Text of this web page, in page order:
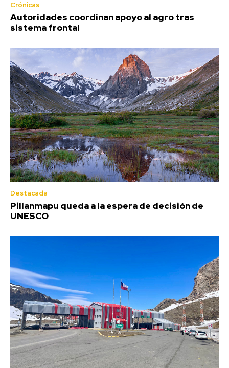
Crónicas
Autoridades coordinan apoyo al agro tras
sistema frontal
Destacada
Pillanmapu queda a la espera de decisión de
UNESCO